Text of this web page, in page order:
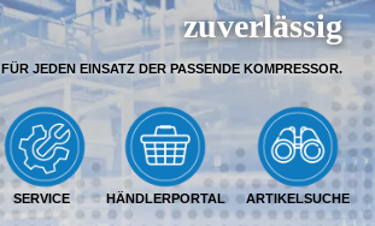
FÜR JEDEN EINSATZ DER PASSENDE KOMPRESSOR.
SERVICE
zuverlässig
HÄNDLERPORTAL ARTIKELSUCHE